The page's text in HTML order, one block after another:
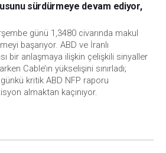
sürdürmeye devam ediyor,
günü 1,3480 civarında makul
başarıyor. ABD ve İranlı
bir anlaşmaya ilişkin çelişkili sinyaller
Cable’ın yükselişini sınırladı;
kritik ABD NFP raporu
almaktan kaçınıyor.